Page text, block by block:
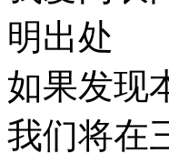
明出处
如果发现
我们将在